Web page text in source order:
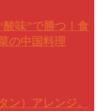
酸味”で勝つ！食
の中国料理
ン）アレンジ。